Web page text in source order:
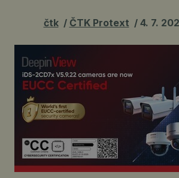
čtk ČTK Protext 4. 7.